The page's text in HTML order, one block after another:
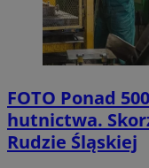
FOTO Ponad
hutnictwa.
Rudzie Śląskiej